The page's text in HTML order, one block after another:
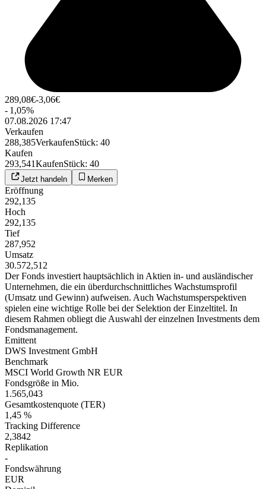
289,08€-3,06€
- 1,05%
07.08.2026 17:47
Verkaufen
288,385VerkaufenStück: 40
Kaufen
293,541KaufenStück: 40
Jetzt handeln Merken
Eröffnung
292,135
Hoch
292,135
Tief
287,952
Umsatz
30.572,512
Der Fonds investiert hauptsächlich in Aktien in- und ausländischer
Unternehmen, die ein überdurchschnittliches Wachstumsprofil
(Umsatz und Gewinn) aufweisen. Auch Wachstumsperspektiven
spielen eine wichtige Rolle bei der Selektion der Einzeltitel. In
diesem Rahmen obliegt die Auswahl der einzelnen Investments dem
Fondsmanagement.
Emittent
DWS Investment GmbH
Benchmark
MSCI World Growth NR EUR
Fondsgröße in Mio.
1.565,043
Gesamtkostenquote (TER)
1,45 %
Tracking Difference
2,3842
Replikation
-
Fondswährung
EUR